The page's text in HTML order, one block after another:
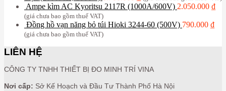
Ampe kìm AC Kyoritsu 2117R (1000A/600V) 2.050.000 ₫
(giá chưa bao gồm thuế VAT)
Đồng hồ vạn năng bỏ túi Hioki 3244-60 (500V) 790.000 ₫
(giá chưa bao gồm thuế VAT)
LIÊN HỆ
CÔNG TY TNHH THIẾT BỊ ĐO MINH TRÍ VINA
Nơi cấp: Sở Kế Hoạch và Đầu Tư Thành Phố Hà Nội